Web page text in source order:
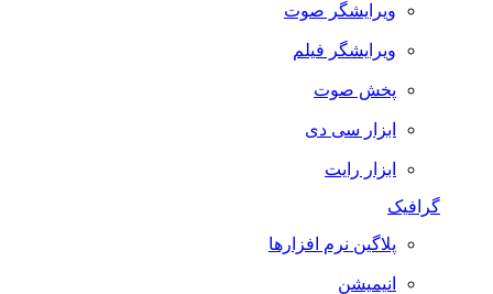
ویرایشگر صوت
ویرایشگر فیلم
پخش صوت
ابزار سی دی
ابزار رایت
گرافیک
پلاگین نرم افزارها
انیمیشن